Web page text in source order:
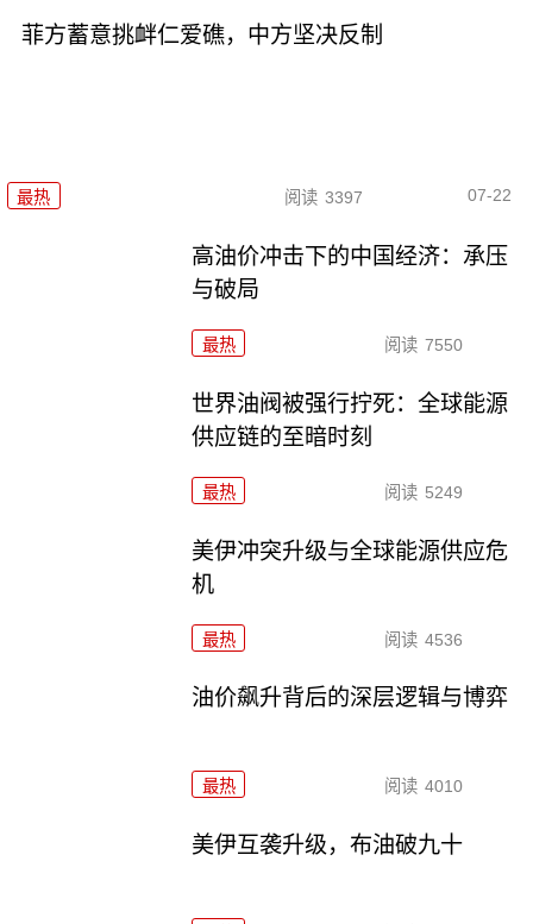
菲方蓄意挑衅仁爱礁，中方坚决反制
最热 阅读 3397 07-22
高油价冲击下的中国经济：承压
与破局
最热 阅读 7550
世界油阀被强行拧死：全球能源
供应链的至暗时刻
最热 阅读 5249
美伊冲突升级与全球能源供应危
机
最热 阅读 4536
油价飙升背后的深层逻辑与博弈
最热 阅读 4010
美伊互袭升级，布油破九十